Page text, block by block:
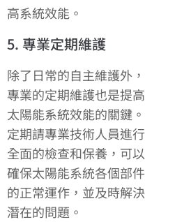
高系統效能。
5. 專業定期維護
除了日常的自主維護外，
專業的定期維護也是提高
太陽能系統效能的關鍵。
定期請專業技術人員進行
全面的檢查和保養，可以
確保太陽能系統各個部件
的正常運作，並及時解決
潛在的問題。